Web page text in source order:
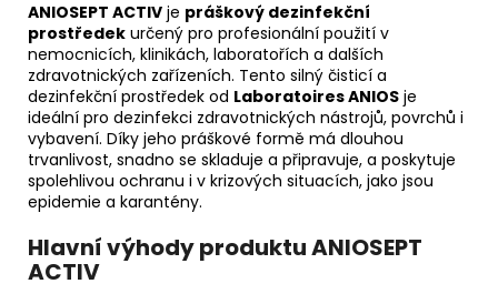
ANIOSEPT ACTIV je práškový dezinfekční
prostředek určený pro profesionální použití v
nemocnicích, klinikách, laboratořích a dalších
zdravotnických zařízeních. Tento silný čisticí a
dezinfekční prostředek od Laboratoires ANIOS je
ideální pro dezinfekci zdravotnických nástrojů, povrchů i
vybavení. Díky jeho práškové formě má dlouhou
trvanlivost, snadno se skladuje a připravuje, a poskytuje
spolehlivou ochranu i v krizových situacích, jako jsou
epidemie a karantény.
Hlavní výhody produktu ANIOSEPT
ACTIV